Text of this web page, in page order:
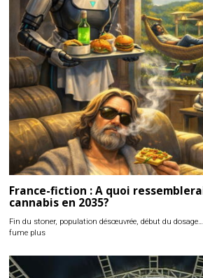
France-fiction : A quoi
cannabis en 2035?
Fin du stoner, population désœuvrée, début du
fume plus